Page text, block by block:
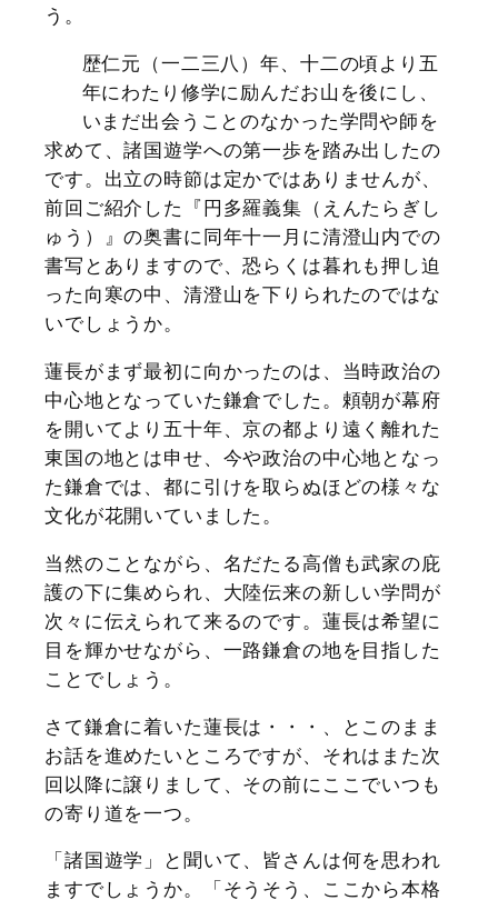
う。
歴仁元（一二三八）年、十二の頃より五
年にわたり修学に励んだお山を後にし、
いまだ出会うことのなかった学問や師を
求めて、諸国遊学への第一歩を踏み出したの
です。出立の時節は定かではありませんが、
前回ご紹介した『円多羅義集（えんたらぎし
ゅう）』の奥書に同年十一月に清澄山内での
書写とありますので、恐らくは暮れも押し迫
った向寒の中、清澄山を下りられたのではな
いでしょうか。
蓮長がまず最初に向かったのは、当時政治の
中心地となっていた鎌倉でした。頼朝が幕府
を開いてより五十年、京の都より遠く離れた
東国の地とは申せ、今や政治の中心地となっ
た鎌倉では、都に引けを取らぬほどの様々な
文化が花開いていました。
当然のことながら、名だたる高僧も武家の庇
護の下に集められ、大陸伝来の新しい学問が
次々に伝えられて来るのです。蓮長は希望に
目を輝かせながら、一路鎌倉の地を目指した
ことでしょう。
さて鎌倉に着いた蓮長は・・・、とこのまま
お話を進めたいところですが、それはまた次
回以降に譲りまして、その前にここでいつも
の寄り道を一つ。
「諸国遊学」と聞いて、皆さんは何を思われ
ますでしょうか。「そうそう、ここから本格